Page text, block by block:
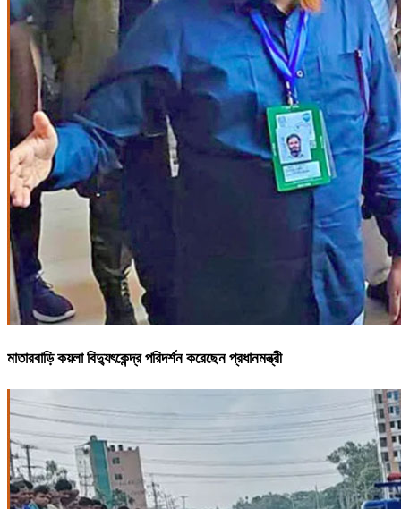
মাতারবাড়ি কয়লা বিদ্যুৎকেন্দ্র পরিদর্শন করেছেন প্রধানমন্ত্রী